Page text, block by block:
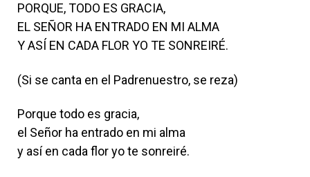
PORQUE, TODO ES GRACIA,
EL SEÑOR HA ENTRADO EN MI ALMA
Y ASÍ EN CADA FLOR YO TE SONREIRÉ.
(Si se canta en el Padrenuestro, se reza)
Porque todo es gracia,
el Señor ha entrado en mi alma
y así en cada flor yo te sonreiré.